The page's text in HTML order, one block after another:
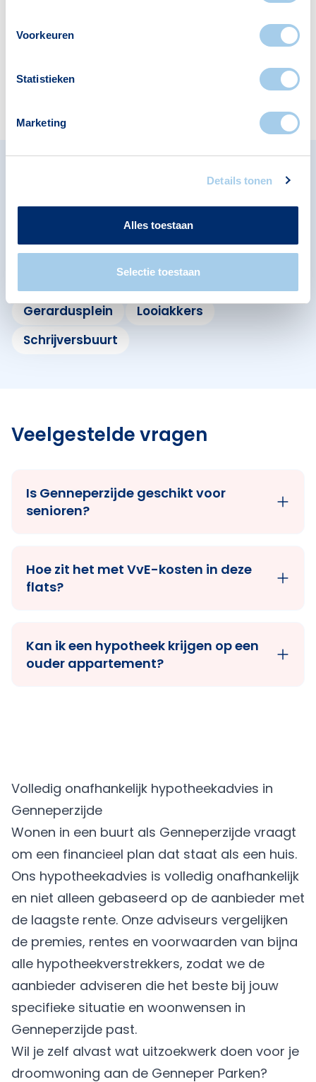
Voorkeuren
Statistieken
Marketing
Details tonen
Alles toestaan
Selectie toestaan
Voorzieningen in Genneperzijde
Deze wijk heeft het allemaal voor je. Zo vind je
Omliggende buurten in
Eindhoven
Gerardusplein
Looiakkers
Schrijversbuurt
Veelgestelde vragen
Is Genneperzijde geschikt voor
senioren?
Hoe zit het met VvE-kosten in deze
flats?
Kan ik een hypotheek krijgen op een
ouder appartement?
Volledig onafhankelijk hypotheekadvies in
Genneperzijde
Wonen in een buurt als Genneperzijde vraagt
om een financieel plan dat staat als een huis.
Ons hypotheekadvies is volledig onafhankelijk
en niet alleen gebaseerd op de aanbieder met
de laagste rente. Onze adviseurs vergelijken
de premies, rentes en voorwaarden van bijna
alle hypotheekverstrekkers, zodat we de
aanbieder adviseren die het beste bij jouw
specifieke situatie en woonwensen in
Genneperzijde past.
Wil je zelf alvast wat uitzoekwerk doen voor je
droomwoning aan de Genneper Parken?